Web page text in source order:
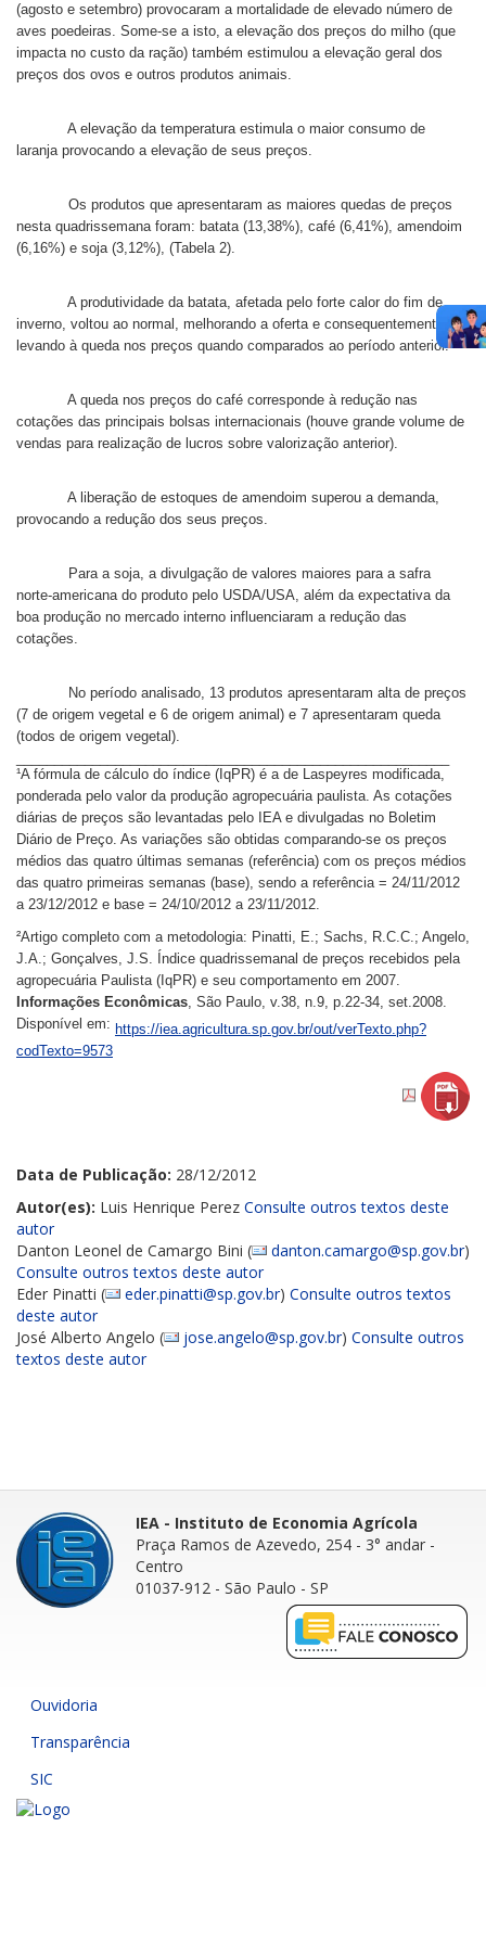
(agosto e setembro) provocaram a mortalidade de elevado número de
aves poedeiras. Some-se a isto, a elevação dos preços do milho (que
impacta no custo da ração) também estimulou a elevação geral dos
preços dos ovos e outros produtos animais.
A elevação da temperatura estimula o maior consumo de
laranja provocando a elevação de seus preços.
Os produtos que apresentaram as maiores quedas de preços
nesta quadrissemana foram: batata (13,38%), café (6,41%), amendoim
(6,16%) e soja (3,12%), (Tabela 2).
A produtividade da batata, afetada pelo forte calor do fim de
inverno, voltou ao normal, melhorando a oferta e consequentemente
levando à queda nos preços quando comparados ao período anterior.
A queda nos preços do café corresponde à redução nas
cotações das principais bolsas internacionais (houve grande volume de
vendas para realização de lucros sobre valorização anterior).
A liberação de estoques de amendoim superou a demanda,
provocando a redução dos seus preços.
Para a soja, a divulgação de valores maiores para a safra
norte-americana do produto pelo USDA/USA, além da expectativa da
boa produção no mercado interno influenciaram a redução das
cotações.
No período analisado, 13 produtos apresentaram alta de preços
(7 de origem vegetal e 6 de origem animal) e 7 apresentaram queda
(todos de origem vegetal).
¹A fórmula de cálculo do índice (IqPR) é a de Laspeyres modificada,
ponderada pelo valor da produção agropecuária paulista. As cotações
diárias de preços são levantadas pelo IEA e divulgadas no Boletim
Diário de Preço. As variações são obtidas comparando-se os preços
médios das quatro últimas semanas (referência) com os preços médios
das quatro primeiras semanas (base), sendo a referência = 24/11/2012
a 23/12/2012 e base = 24/10/2012 a 23/11/2012.
²Artigo completo com a metodologia: Pinatti, E.; Sachs, R.C.C.; Angelo,
J.A.; Gonçalves, J.S. Índice quadrissemanal de preços recebidos pela
agropecuária Paulista (IqPR) e seu comportamento em 2007.
Informações Econômicas , São Paulo, v.38, n.9, p.22-34, set.2008.
Disponível em: https://iea.agricultura.sp.gov.br/out/verTexto.php?
codTexto=9573
Data de Publicação: 28/12/2012
Autor(es): Luis Henrique Perez Consulte outros textos deste
autor
Danton Leonel de Camargo Bini (
danton.camargo@sp.gov.br)
Consulte outros textos deste autor
Eder Pinatti (
eder.pinatti@sp.gov.br) Consulte outros textos
deste autor
José Alberto Angelo (
jose.angelo@sp.gov.br) Consulte outros
textos deste autor
IEA - Instituto de Economia Agrícola
Praça Ramos de Azevedo, 254 - 3° andar -
Centro
01037-912 - São Paulo - SP
Ouvidoria
Transparência
SIC